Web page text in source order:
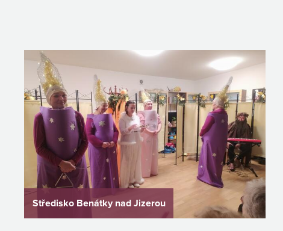
Středisko Benátky nad Jizerou